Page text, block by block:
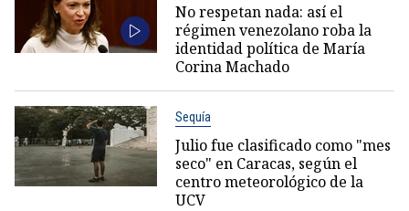
No respetan nada: así el
régimen venezolano roba la
identidad política de María
Corina Machado
Sequía
Julio fue clasificado como "mes
seco" en Caracas, según el
centro meteorológico de la
UCV